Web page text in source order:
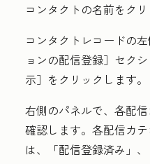
コンタクトの名前をクリ
コンタクトレコードの
ョンの配信登録］ セク
示］ をクリックします。
右側のパネルで、各配
確認します。各配信カ
は、
「配信登録済み」、